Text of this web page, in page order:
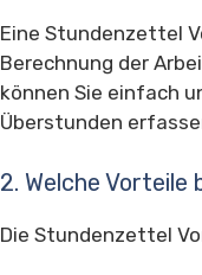
Eine Stundenzettel
Berechnung der
können Sie einfach
Überstunden
2. Welche
Die Stundenzettel